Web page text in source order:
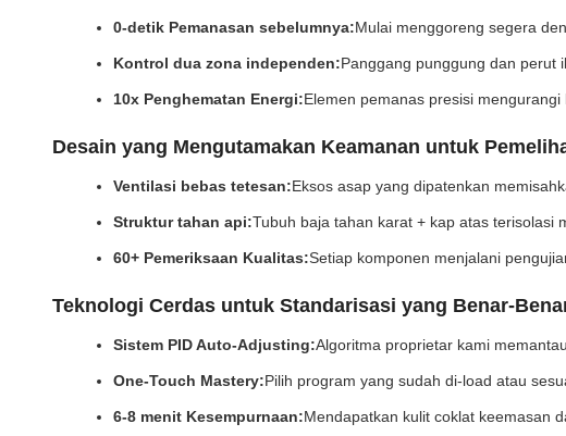
0-detik Pemanasan sebelumnya:Mulai menggoreng segera
Kontrol dua zona independen:Panggang punggung dan perut
10x Penghematan Energi:Elemen pemanas presisi
Desain yang Mengutamakan Keamanan untuk
Ventilasi bebas tetesan:Eksos asap yang dipatenkan
Struktur tahan api:Tubuh baja tahan karat + kap atas terisolasi
60+ Pemeriksaan Kualitas:Setiap komponen menjalani
Teknologi Cerdas untuk Standarisasi yang Benar-
Sistem PID Auto-Adjusting:Algoritma proprietar kami
One-Touch Mastery:Pilih program yang sudah di-load atau
6-8 menit Kesempurnaan:Mendapatkan kulit coklat keemasan